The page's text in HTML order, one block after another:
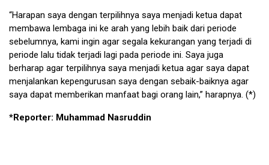
“Harapan saya dengan terpilihnya saya menjadi ketua dapat
membawa lembaga ini ke arah yang lebih baik dari periode
sebelumnya, kami ingin agar segala kekurangan yang terjadi di
periode lalu tidak terjadi lagi pada periode ini. Saya juga
berharap agar terpilihnya saya menjadi ketua agar saya dapat
menjalankan kepengurusan saya dengan sebaik-baiknya agar
saya dapat memberikan manfaat bagi orang lain,” harapnya. (*)
*Reporter: Muhammad Nasruddin